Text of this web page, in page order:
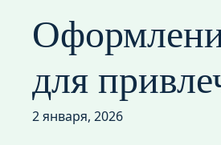
для
2 января, 2026